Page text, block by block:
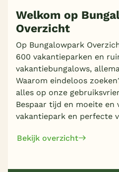
Welkom op
Overzicht
Op Bungalowpark
600 vakantieparken en
vakantiebungalows,
Waarom eindeloos
alles op onze
Bespaar tijd en moeite en
vakantiepark en perfecte
Bekijk overzicht